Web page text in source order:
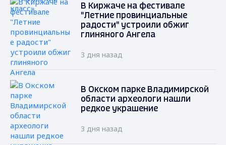
В Киржаче на фестивале
"Летние провинциальные
радости" устроили обжиг
глиняного Ангела
3 дня назад
В Окском парке Владимирской
области археологи нашли
редкое украшение
3 дня назад